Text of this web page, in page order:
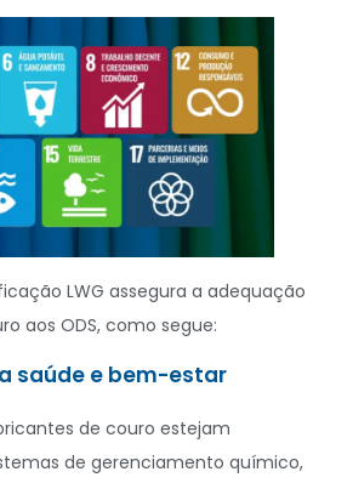
LWG assegura a adequação
aos ODS, como segue:
saúde e bem-estar
de couro estejam
de gerenciamento químico,